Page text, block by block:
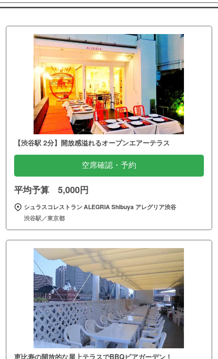
【渋谷駅 2分】開放感溢れるオープンエアーテラス
空席確認・予約
平均予算 5,000円
シュラスコレストラン ALEGRIA Shibuya アレグリア渋谷
渋谷駅／東京都
恵比寿の開放的な屋上テラスでBBQビアガーデン！